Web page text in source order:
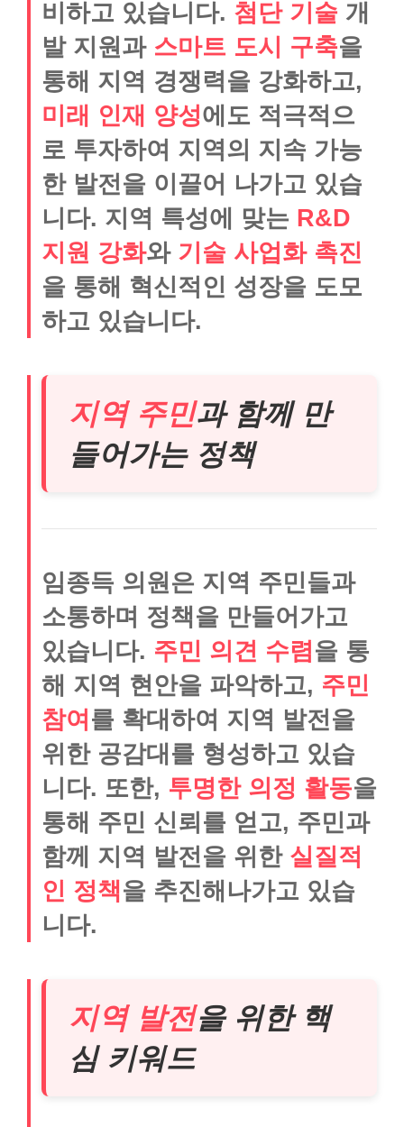
비하고 있습니다. 첨단 기술 개
발 지원과 스마트 도시 구축을
통해 지역 경쟁력을 강화하고,
미래 인재 양성에도 적극적으
로 투자하여 지역의 지속 가능
한 발전을 이끌어 나가고 있습
니다. 지역 특성에 맞는 R&D
지원 강화와 기술 사업화 촉진
을 통해 혁신적인 성장을 도모
하고 있습니다.
지역 주민과 함께 만
들어가는 정책
임종득 의원은 지역 주민들과
소통하며 정책을 만들어가고
있습니다. 주민 의견 수렴을 통
해 지역 현안을 파악하고, 주민
참여를 확대하여 지역 발전을
위한 공감대를 형성하고 있습
니다. 또한, 투명한 의정 활동을
통해 주민 신뢰를 얻고, 주민과
함께 지역 발전을 위한 실질적
인 정책을 추진해나가고 있습
니다.
지역 발전을 위한 핵
심 키워드